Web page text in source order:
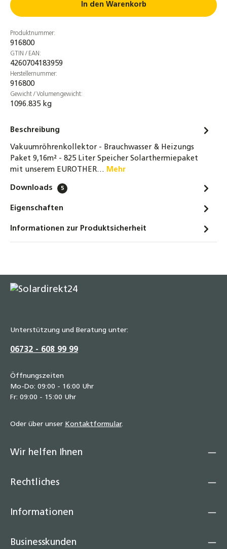
In den Warenkorb
Produktnummer:
916800
GTIN / EAN:
4260704183959
Herstellernummer:
916800
Gewicht / Volumengewicht:
1096.835 kg
Beschreibung
Vakuumröhrenkollektor - Brauchwasser & Heizungs
Paket 9,16m² - 825 Liter Speicher Solarthermiepaket
mit unserem EUROTHER… Mehr
Downloads 5
Eigenschaften
Informationen zur Produktsicherheit
Unterstützung und Beratung unter:
06732 - 608 99 99
Öffnungszeiten
Mo-Do: 09:00 - 16:00 Uhr
Fr: 09:00 - 15:00 Uhr
Oder über unser Kontaktformular.
Wir helfen Ihnen
Rechtliches
Informationen
Businesskunden